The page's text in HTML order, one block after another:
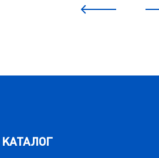
КАТАЛОГ